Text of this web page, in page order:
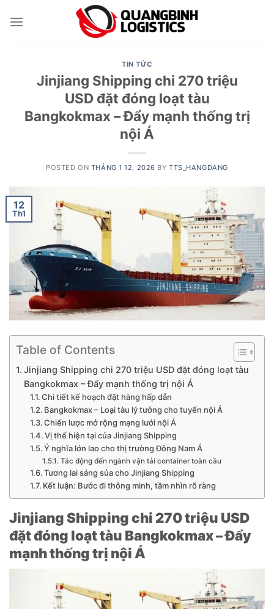
TIN TỨC
Jinjiang Shipping chi 270 triệu
USD đặt đóng loạt tàu
Bangkokmax – Đẩy mạnh thống trị
nội Á
POSTED ON THÁNG 1 12, 2026 BYTTS_HANGDANG
12
Th1
Table of Contents
Jinjiang Shipping chi 270 triệu USD đặt đóng loạt tàu
Bangkokmax – Đẩy mạnh thống trị nội Á
Chi tiết kế hoạch đặt hàng hấp dẫn
Bangkokmax – Loại tàu lý tưởng cho tuyến nội Á
Chiến lược mở rộng mạng lưới nội Á
Vị thế hiện tại của Jinjiang Shipping
Ý nghĩa lớn lao cho thị trường Đông Nam Á
Tác động đến ngành vận tải container toàn cầu
Tương lai sáng sủa cho Jinjiang Shipping
Kết luận: Bước đi thông minh, tầm nhìn rõ ràng
Jinjiang Shipping chi 270 triệu USD
đặt đóng loạt tàu Bangkokmax – Đẩy
mạnh thống trị nội Á